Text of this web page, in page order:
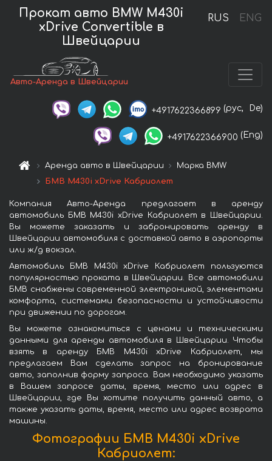
RUS ENG
Прокат авто BMW M430i
xDrive Convertible в
Швейцарии
Авто-Аренда в Швейцарии
+4917622366899 (рус, De)
+4917622366900 (Eng)
Аренда авто в Швейцарии
Марка BMW
БМВ M430i xDrive Кабриолет
Компания Авто-Аренда предлагает в аренду
автомобиль БМВ M430i xDrive Кабриолет в Швейцарии.
Вы можете заказать и забронировать аренду в
Швейцарии автомобиля с доставкой авто в аэропорты
или ж/д вокзал.
Автомобиль БМВ M430i xDrive Кабриолет пользуются
популярностью проката в Швейцарии. Все автомобили
БМВ снабжены современной электроникой, элементами
комфорта, системами безопасности и устойчивости
при движении по дорогам.
Вы можете ознакомиться с ценами и техническими
данными для аренды автомобиля в Швейцарии. Чтобы
взять в аренду БМВ M430i xDrive Кабриолет, мы
предлагаем Вам сделать запрос на бронирование
авто, заполнив форму запроса. Вам необходимо указать
в Вашем запросе даты, время, место или адрес в
Швейцарии, где Вы хотите получить данный авто, а
также указать даты, время, место или адрес возврата
машины.
Фотографии БМВ M430i xDrive
Кабриолет: